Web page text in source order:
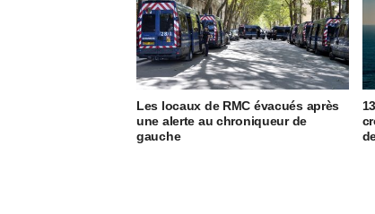
Les locaux de RMC évacués après
une alerte au chroniqueur de
gauche